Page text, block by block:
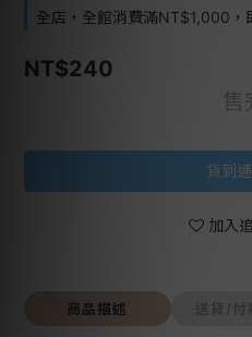
全店，全館消費滿NT$1,000，
NT$240
售
貨到
加入
商品描述